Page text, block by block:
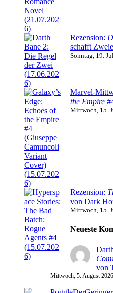
Rezension:
schafft
Sonntag, 19.
Marvel-
the Empire
Mittwoch, 15.
Rezension:
von Dark
Mittwoch, 15.
Neueste
von
Mittwoch, 5. August 2026